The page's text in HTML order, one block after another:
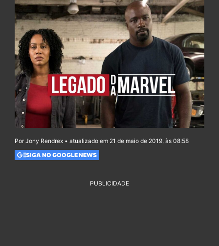
Por Jony Rendrex • atualizado em 21 de maio de 2019, às 08:58
SIGA NO GOOGLE NEWS
PUBLICIDADE